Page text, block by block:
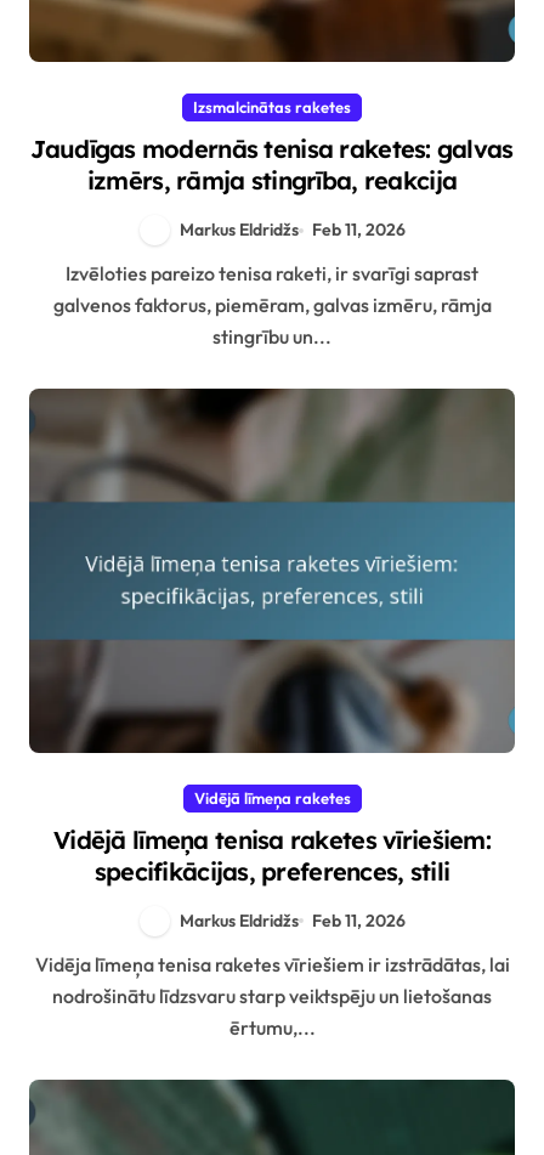
Izsmalcinātas raketes
Jaudīgas modernās tenisa raketes: galvas
izmērs, rāmja stingrība, reakcija
Markus Eldridžs Feb 11, 2026
Izvēloties pareizo tenisa raketi, ir svarīgi saprast
galvenos faktorus, piemēram, galvas izmēru, rāmja
stingrību un...
Vidējā līmeņa raketes
Vidējā līmeņa tenisa raketes vīriešiem:
specifikācijas, preferences, stili
Markus Eldridžs Feb 11, 2026
Vidēja līmeņa tenisa raketes vīriešiem ir izstrādātas, lai
nodrošinātu līdzsvaru starp veiktspēju un lietošanas
ērtumu,...